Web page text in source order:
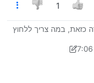
1
כזאת, במה צריך ללחוץ
מתקרב